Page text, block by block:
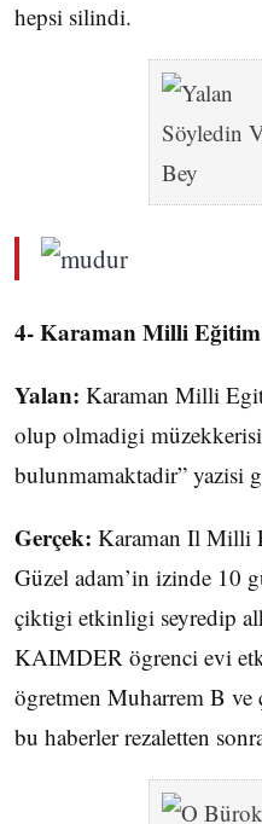
hepsi silindi.
4- Karaman Milli
Yalan: Karaman Milli
olup olmadigi
bulunmamaktadir” yazisi
Gerçek: Karaman Il Milli
Güzel adam’in izinde 10
çiktigi etkinligi seyredip
KAIMDER ögrenci evi
ögretmen Muharrem B
bu haberler rezaletten